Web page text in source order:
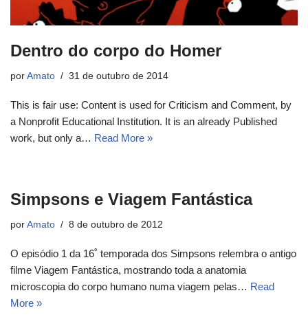
Dentro do corpo do Homer
por Amato 31 de outubro de 2014
This is fair use: Content is used for Criticism and Comment, by
a Nonprofit Educational Institution. It is an already Published
work, but only a… Read More »
Simpsons e Viagem Fantástica
por Amato 8 de outubro de 2012
O episódio 1 da 16˚ temporada dos Simpsons relembra o antigo
filme Viagem Fantástica, mostrando toda a anatomia
microscopia do corpo humano numa viagem pelas… Read
More »